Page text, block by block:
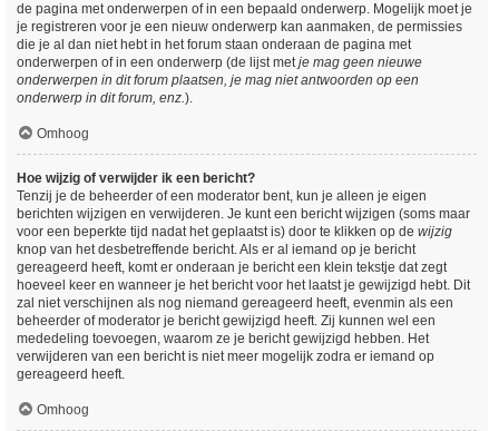
de pagina met onderwerpen of in een bepaald onderwerp. Mogelijk moet je
je registreren voor je een nieuw onderwerp kan aanmaken, de permissies
die je al dan niet hebt in het forum staan onderaan de pagina met
onderwerpen of in een onderwerp (de lijst metje mag geen nieuwe
onderwerpen in dit forum plaatsen, je mag niet antwoorden op een
onderwerp in dit forum, enz.).
Omhoog
Hoe wijzig of verwijder ik een bericht?
Tenzij je de beheerder of een moderator bent, kun je alleen je eigen
berichten wijzigen en verwijderen. Je kunt een bericht wijzigen (soms maar
voor een beperkte tijd nadat het geplaatst is) door te klikken op de wijzig
knop van het desbetreffende bericht. Als er al iemand op je bericht
gereageerd heeft, komt er onderaan je bericht een klein tekstje dat zegt
hoeveel keer en wanneer je het bericht voor het laatst je gewijzigd hebt. Dit
zal niet verschijnen als nog niemand gereageerd heeft, evenmin als een
beheerder of moderator je bericht gewijzigd heeft. Zij kunnen wel een
mededeling toevoegen, waarom ze je bericht gewijzigd hebben. Het
verwijderen van een bericht is niet meer mogelijk zodra er iemand op
gereageerd heeft.
Omhoog